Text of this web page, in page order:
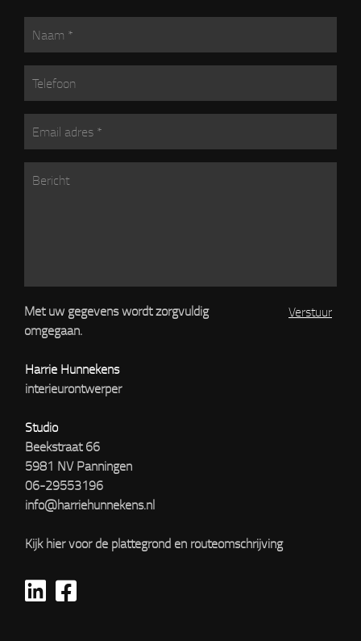
Met uw gegevens wordt zorgvuldig
omgegaan.
Harrie Hunnekens
interieurontwerper
Studio
Beekstraat 66
5981 NV Panningen
06-29553196
info@harriehunnekens.nl
Kijk hier voor de plattegrond en routeomschrijving